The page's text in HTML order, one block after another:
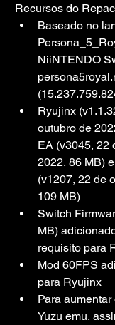
Recursos do
Baseado no
NiiNTENDO
Ryujinx
outubro de
EA (v3045, 22
2022, 86 MB)
(v1207, 22 de
109 MB)
Switch
MB)
requisito para
Mod 60FPS
para Ryujinx
Para
Yuzu emu,